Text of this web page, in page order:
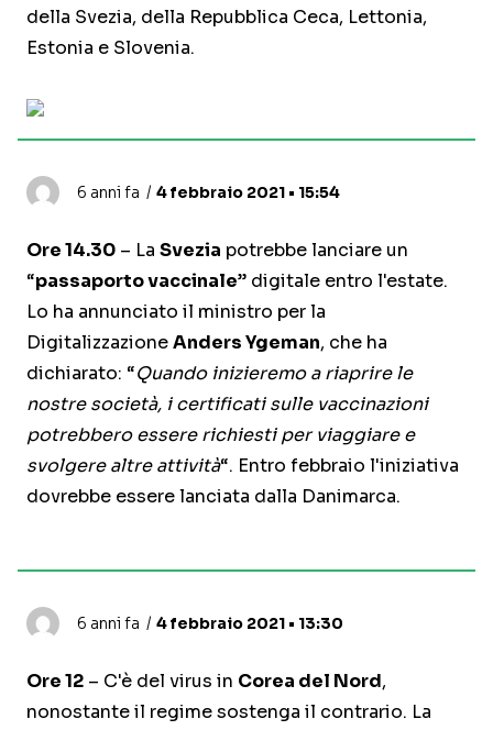
della Svezia, della Repubblica Ceca, Lettonia,
Estonia e Slovenia.
6 anni fa 4 febbraio 2021 • 15:54
Ore 14.30 – La Svezia potrebbe lanciare un
“passaporto vaccinale” digitale entro l'estate.
Lo ha annunciato il ministro per la
DigitalizzazioneAnders Ygeman, che ha
dichiarato: “Quando inizieremo a riaprire le
nostre società, i certificati sulle vaccinazioni
potrebbero essere richiesti per viaggiare e
svolgere altre attività“. Entro febbraio l'iniziativa
dovrebbe essere lanciata dalla Danimarca.
6 anni fa 4 febbraio 2021 • 13:30
Ore 12 – C'è del virus in Corea del Nord,
nonostante il regime sostenga il contrario. La